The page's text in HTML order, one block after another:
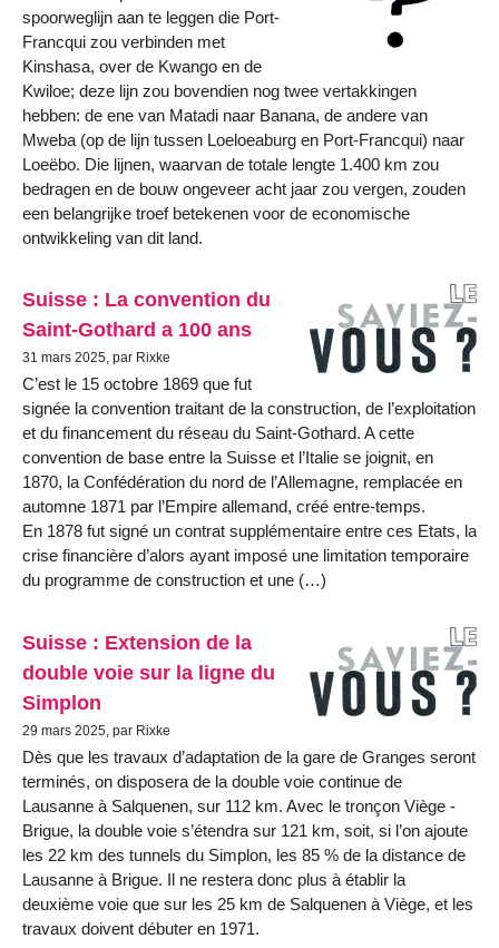
spoorweglijn aan te leggen die Port-
Francqui zou verbinden met
Kinshasa, over de Kwango en de
Kwiloe; deze lijn zou bovendien nog twee vertakkingen
hebben: de ene van Matadi naar Banana, de andere van
Mweba (op de lijn tussen Loeloeaburg en Port-Francqui) naar
Loeëbo. Die lijnen, waarvan de totale lengte 1.400 km zou
bedragen en de bouw ongeveer acht jaar zou vergen, zouden
een belangrijke troef betekenen voor de economische
ontwikkeling van dit land.
Suisse : La convention du
Saint-Gothard a 100 ans
31 mars 2025, par Rixke
C’est le 15 octobre 1869 que fut
signée la convention traitant de la construction, de l’exploitation
et du financement du réseau du Saint-Gothard. A cette
convention de base entre la Suisse et l’Italie se joignit, en
1870, la Confédération du nord de l’Allemagne, remplacée en
automne 1871 par l’Empire allemand, créé entre-temps.
En 1878 fut signé un contrat supplémentaire entre ces Etats, la
crise financière d’alors ayant imposé une limitation temporaire
du programme de construction et une (…)
Suisse : Extension de la
double voie sur la ligne du
Simplon
29 mars 2025, par Rixke
Dès que les travaux d’adaptation de la gare de Granges seront
terminés, on disposera de la double voie continue de
Lausanne à Salquenen, sur 112 km. Avec le tronçon Viège -
Brigue, la double voie s’étendra sur 121 km, soit, si l’on ajoute
les 22 km des tunnels du Simplon, les 85 % de la distance de
Lausanne à Brigue. Il ne restera donc plus à établir la
deuxième voie que sur les 25 km de Salquenen à Viège, et les
travaux doivent débuter en 1971.